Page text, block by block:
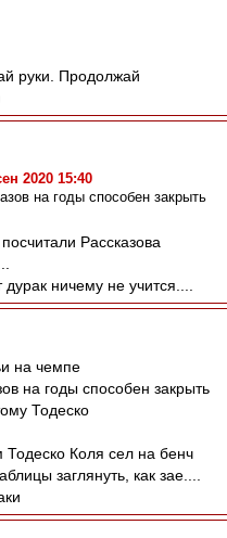
руки. Продолжай
2020 15:40
на годы способен закрыть
Рассказова
дурак ничему не учится....
на чемпе
на годы способен закрыть
Тодеско
Коля сел на бенч
заглянуть, как зае....